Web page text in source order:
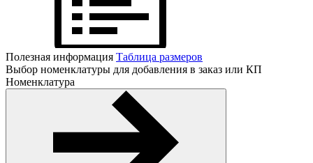
Полезная информация Таблица размеров
Выбор номенклатуры для добавления в заказ или КП
Номенклатура